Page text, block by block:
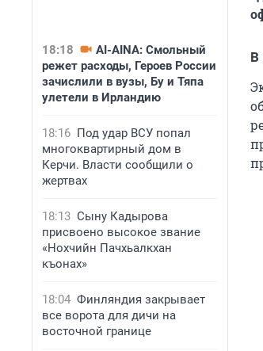
18:18
AI-AINA: Смольный
режет расходы, Героев России
зачислили в вузы, Бу и Тяпа
улетели в Ирландию
18:16 Под удар ВСУ попал
многоквартирный дом в
Керчи. Власти сообщили о
жертвах
18:13 Сыну Кадырова
присвоено высокое звание
«Нохчийн Пачхьалкхан
къонах»
18:04 Финляндия закрывает
все ворота для дичи на
восточной границе
В